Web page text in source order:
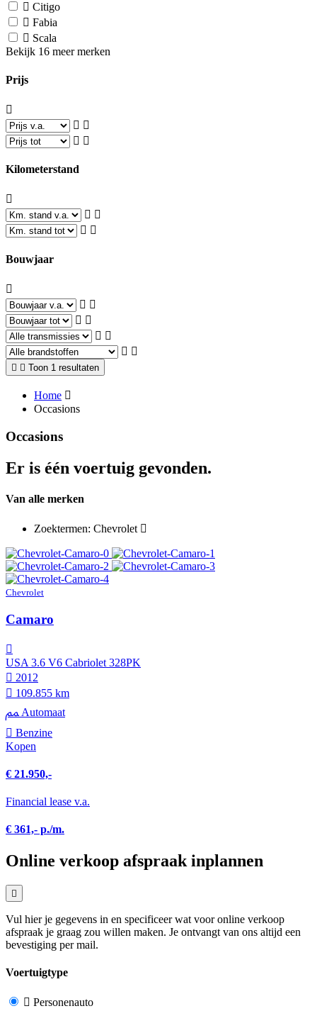
Citigo
Fabia
Scala
Bekijk 16 meer merken
Prijs
Kilometerstand
Bouwjaar
Toon 1 resultaten
Home
Occasions
Occasions
Er is één voertuig gevonden.
Van alle merken
Zoektermen: Chevrolet
Chevrolet
Camaro
USA 3.6 V6 Cabriolet 328PK
2012
109.855 km
Automaat
Benzine
Kopen
€ 21.950,-
Financial lease v.a.
€ 361,- p./m.
Online verkoop afspraak inplannen
Vul hier je gegevens in en specificeer wat voor online verkoop
afspraak je graag zou willen maken. Je ontvangt van ons altijd een
bevestiging per mail.
Voertuigtype
Personenauto